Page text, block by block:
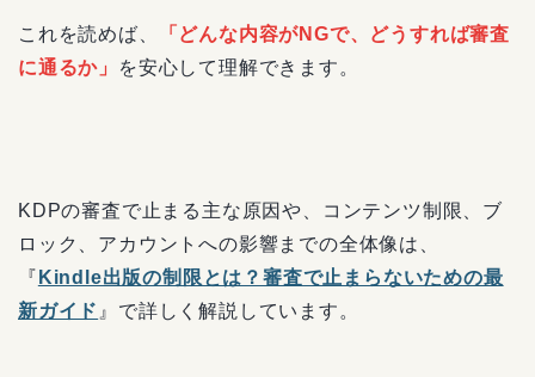
これを読めば、
「どんな内容がNGで、どうすれば審査
に通るか」
を安心して理解できます。
KDPの審査で止まる主な原因や、コンテンツ制限、ブ
ロック、アカウントへの影響までの全体像は、
『 Kindle出版の制限とは？審査で止まらないための最
新ガイド 』で詳しく解説しています。